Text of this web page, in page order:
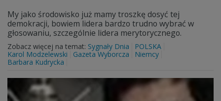
My jako środowisko już mamy troszkę dosyć tej
demokracji, bowiem lidera bardzo trudno wybrać w
głosowaniu, szczególnie lidera merytorycznego.
Zobacz więcej na temat: Sygnały Dnia
POLSKA
Karol Modzelewski
Gazeta Wyborcza
Niemcy
Barbara Kudrycka